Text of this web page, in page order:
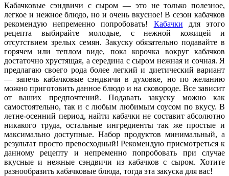
Кабачковые сэндвичи с сыром — это не только полезное,
легкое и нежное блюдо, но и очень вкусное! В сезон кабачков
рекомендую непременно попробовать! Кабачки для этого
рецепта выбирайте молодые, с нежной кожицей и
отсутствием зрелых семян. Закуску обязательно подавайте в
горячем или теплом виде, пока корочка вокруг кабачков
достаточно хрустящая, а середина с сыром нежная и сочная. Я
предлагаю своего рода более легкий и диетический вариант
— запечь кабачковые сэндвичи в духовке, но по желанию
можно приготовить данное блюдо и на сковороде. Все зависит
от ваших предпочтений. Подавать закуску можно как
самостоятельно, так и с любым любимым соусом по вкусу. В
летне-осенний период, найти кабачки не составит абсолютно
никакого труда, остальные ингредиенты так же простые и
максимально доступные. Набор продуктов минимальный, а
результат просто превосходный! Рекомендую присмотреться к
данному рецепту и непременно попробовать при случае
вкусные и нежные сэндвичи из кабачков с сыром. Хотите
разнообразить кабачковые блюда, тогда эта закуска для вас!